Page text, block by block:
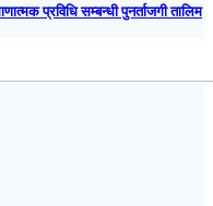
प्रविधि सम्बन्धी पुनर्ताजगी तालिम